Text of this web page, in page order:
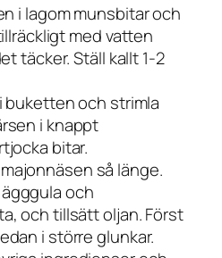
i lagom munsbitar och
med vatten
täcker. Ställ kallt 1-2
buketten och strimla
i knappt
bitar.
så länge.
och
och tillsätt oljan. Först
i större glunkar.